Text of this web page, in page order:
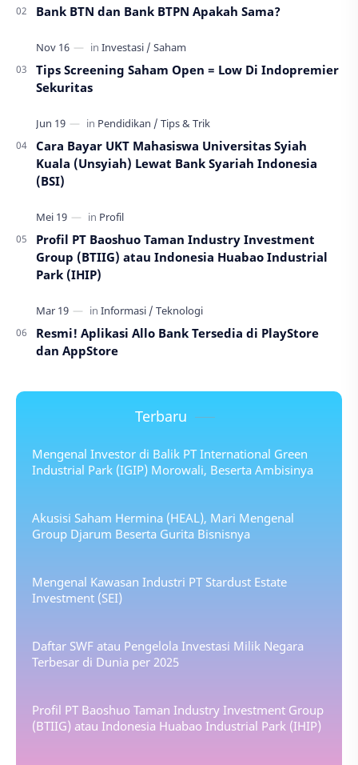
Bank BTN dan Bank BTPN Apakah Sama?
Tips Screening Saham Open = Low Di Indopremier
Sekuritas
Cara Bayar UKT Mahasiswa Universitas Syiah
Kuala (Unsyiah) Lewat Bank Syariah Indonesia
(BSI)
Profil PT Baoshuo Taman Industry Investment
Group (BTIIG) atau Indonesia Huabao Industrial
Park (IHIP)
Resmi! Aplikasi Allo Bank Tersedia di PlayStore
dan AppStore
Terbaru
Mengenal Investor di Balik PT International Green
Industrial Park (IGIP) Morowali, Beserta Ambisinya
Akusisi Saham Hermina (HEAL), Mari Mengenal
Group Djarum Beserta Gurita Bisnisnya
Mengenal Kawasan Industri PT Stardust Estate
Investment (SEI)
Daftar SWF atau Pengelola Investasi Milik Negara
Terbesar di Dunia per 2025
Profil PT Baoshuo Taman Industry Investment Group
(BTIIG) atau Indonesia Huabao Industrial Park (IHIP)